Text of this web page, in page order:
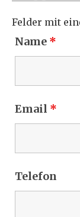
Felder mit
Name *
Email *
Telefon